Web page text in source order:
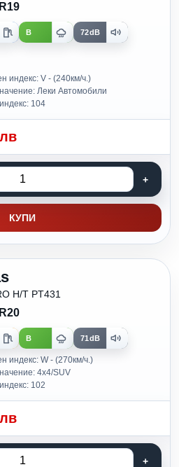
B 72dB
индекс: V - (240км/ч.)
Леки Автомобили
104
КУПИ
H/T PT431
B 71dB
индекс: W - (270км/ч.)
4x4/SUV
102